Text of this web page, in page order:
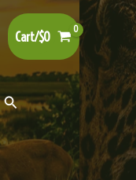
Cart/$0
Buscar